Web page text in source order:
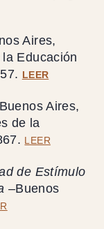
Aires,
Educación
LEER
Aires,
de la
LEER
de Estímulo
–Buenos